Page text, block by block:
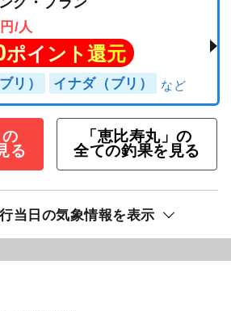
円/人
ポイント還元
リ） イナダ（ブリ）
の
る
「恵比寿丸」の
全ての釣果を見る
当日の気象情報を表示